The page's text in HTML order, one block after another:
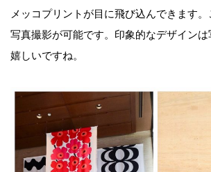
メッコプリントが目に飛び込んできます
写真撮影が可能です。印象的なデザイン
嬉しいですね。